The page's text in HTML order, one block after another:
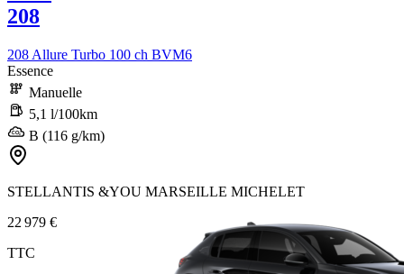
208
208 Allure Turbo 100 ch BVM6
Essence
Manuelle
5,1 l/100km
B (116 g/km)
STELLANTIS &YOU MARSEILLE MICHELET
22 979 €
TTC